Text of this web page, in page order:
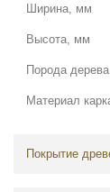
Ширина, мм
Высота, мм
Порода дерева
Материал
Покрытие